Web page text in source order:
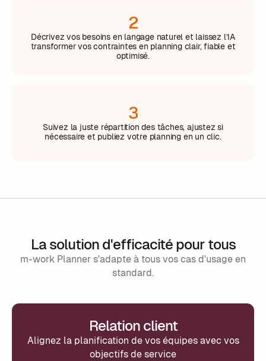
2
Décrivez vos besoins en langage naturel et laissez l’IA
transformer vos contraintes en planning clair, fiable et
optimisé.
3
Suivez la juste répartition des tâches, ajustez si
nécessaire et publiez votre planning en un clic.
La solution d'efficacité pour tous
m-work Planner s'adapte à tous vos cas d'usage en
standard.
Relation client
Alignez la planification de vos équipes avec vos
objectifs de service